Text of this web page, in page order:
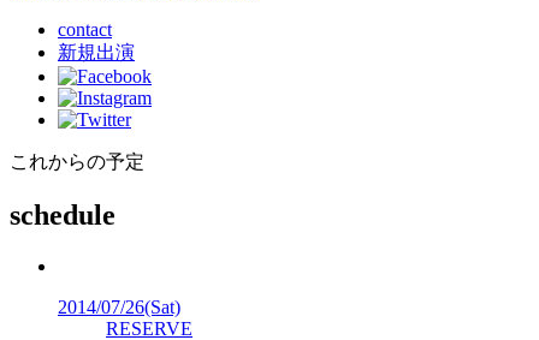
contact
新規出演
これからの予定
schedule
2014/07/26(Sat)
RESERVE